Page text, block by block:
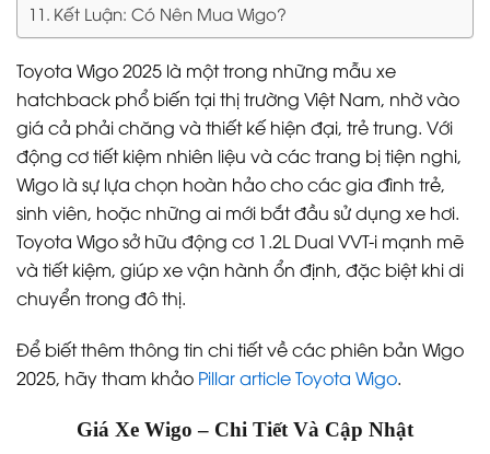
Kết Luận: Có Nên Mua Wigo?
Toyota Wigo 2025 là một trong những mẫu xe
hatchback phổ biến tại thị trường Việt Nam, nhờ vào
giá cả phải chăng và thiết kế hiện đại, trẻ trung. Với
động cơ tiết kiệm nhiên liệu và các trang bị tiện nghi,
Wigo là sự lựa chọn hoàn hảo cho các gia đình trẻ,
sinh viên, hoặc những ai mới bắt đầu sử dụng xe hơi.
Toyota Wigo sở hữu động cơ 1.2L Dual VVT-i mạnh mẽ
và tiết kiệm, giúp xe vận hành ổn định, đặc biệt khi di
chuyển trong đô thị.
Để biết thêm thông tin chi tiết về các phiên bản Wigo
2025, hãy tham khảo Pillar article Toyota Wigo.
Giá Xe Wigo – Chi Tiết Và Cập Nhật